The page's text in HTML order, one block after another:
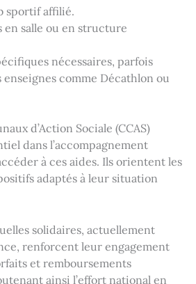
sportif affilié.
en salle ou en structure
nécessaires, parfois
enseignes comme Décathlon ou
d’Action Sociale (CCAS)
dans l’accompagnement
à ces aides. Ils orientent les
adaptés à leur situation
solidaires, actuellement
renforcent leur engagement
et remboursements
ainsi l’effort national en